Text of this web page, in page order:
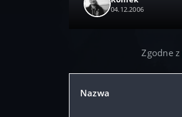
04.12.2006
Zgodne z
Nazwa